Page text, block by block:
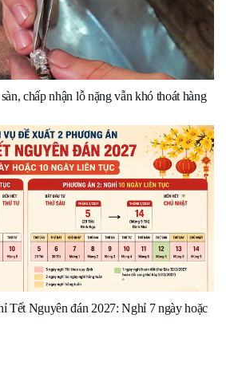
chấp nhận lỗ nặng vẫn khó thoát hàng
Tết Nguyên đán 2027: Nghỉ 7 ngày hoặc